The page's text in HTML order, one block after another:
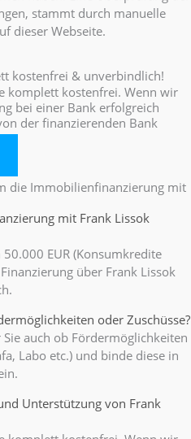
stammt durch manuelle
dieser Webseite.
kostenfrei & unverbindlich!
komplett kostenfrei. Wenn wir
bei einer Bank erfolgreich
der finanzierenden Bank
die Immobilienfinanzierung mit
mit Frank Lissok
EUR (Konsumkredite
über Frank Lissok
oder Zuschüsse?
auch ob Fördermöglichkeiten
Labo etc.) und binde diese in
Unterstützung von Frank